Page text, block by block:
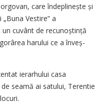
care îndeplinește și
Vestire” a
cuvânt de recunoștință
harului ce a înveș­
ierarhului casa
seamă ai satului, Terentie